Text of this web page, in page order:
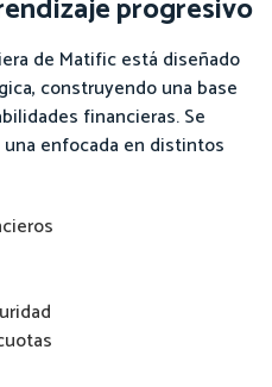
progresivo
de Matific está diseñado
construyendo una base
financieras. Se
una enfocada en distintos